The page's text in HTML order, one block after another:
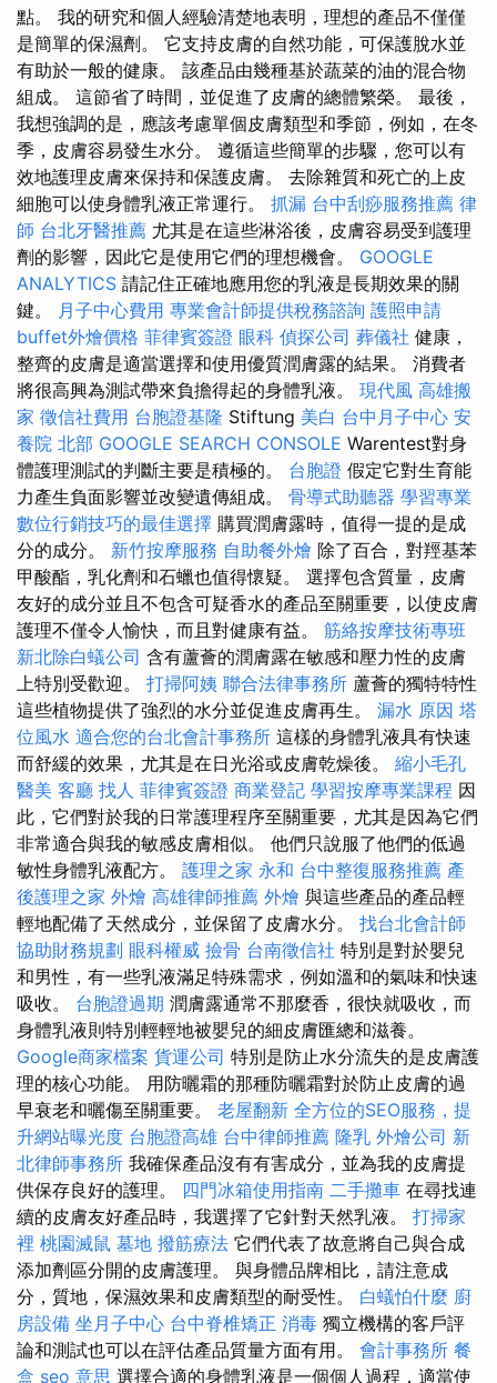
點。 我的研究和個人經驗清楚地表明，理想的產品不僅僅
是簡單的保濕劑。 它支持皮膚的自然功能，可保護脫水並
有助於一般的健康。 該產品由幾種基於蔬菜的油的混合物
組成。 這節省了時間，並促進了皮膚的總體繁榮。 最後，
我想強調的是，應該考慮單個皮膚類型和季節，例如，在冬
季，皮膚容易發生水分。 遵循這些簡單的步驟，您可以有
效地護理皮膚來保持和保護皮膚。 去除雜質和死亡的上皮
細胞可以使身體乳液正常運行。 抓漏 台中刮痧服務推薦 律
師 台北牙醫推薦 尤其是在這些淋浴後，皮膚容易受到護理
劑的影響，因此它是使用它們的理想機會。 GOOGLE
ANALYTICS 請記住正確地應用您的乳液是長期效果的關
鍵。 月子中心費用 專業會計師提供稅務諮詢 護照申請
buffet外燴價格 菲律賓簽證 眼科 偵探公司 葬儀社 健康，
整齊的皮膚是適當選擇和使用優質潤膚露的結果。 消費者
將很高興為測試帶來負擔得起的身體乳液。 現代風 高雄搬
家 徵信社費用 台胞證基隆 Stiftung 美白 台中月子中心 安
養院 北部 GOOGLE SEARCH CONSOLE Warentest對身
體護理測試的判斷主要是積極的。 台胞證 假定它對生育能
力產生負面影響並改變遺傳組成。 骨導式助聽器 學習專業
數位行銷技巧的最佳選擇 購買潤膚露時，值得一提的是成
分的成分。 新竹按摩服務 自助餐外燴 除了百合，對羥基苯
甲酸酯，乳化劑和石蠟也值得懷疑。 選擇包含質量，皮膚
友好的成分並且不包含可疑香水的產品至關重要，以使皮膚
護理不僅令人愉快，而且對健康有益。 筋絡按摩技術專班
新北除白蟻公司 含有蘆薈的潤膚露在敏感和壓力性的皮膚
上特別受歡迎。 打掃阿姨 聯合法律事務所 蘆薈的獨特特性
這些植物提供了強烈的水分並促進皮膚再生。 漏水 原因 塔
位風水 適合您的台北會計事務所 這樣的身體乳液具有快速
而舒緩的效果，尤其是在日光浴或皮膚乾燥後。 縮小毛孔
醫美 客廳 找人 菲律賓簽證 商業登記 學習按摩專業課程 因
此，它們對於我的日常護理程序至關重要，尤其是因為它們
非常適合與我的敏感皮膚相似。 他們只說服了他們的低過
敏性身體乳液配方。 護理之家 永和 台中整復服務推薦 產
後護理之家 外燴 高雄律師推薦 外燴 與這些產品的產品輕
輕地配備了天然成分，並保留了皮膚水分。 找台北會計師
協助財務規劃 眼科權威 撿骨 台南徵信社 特別是對於嬰兒
和男性，有一些乳液滿足特殊需求，例如溫和的氣味和快速
吸收。 台胞證過期 潤膚露通常不那麼香，很快就吸收，而
身體乳液則特別輕輕地被嬰兒的細皮膚匯總和滋養。
Google商家檔案 貨運公司 特別是防止水分流失的是皮膚護
理的核心功能。 用防曬霜的那種防曬霜對於防止皮膚的過
早衰老和曬傷至關重要。 老屋翻新 全方位的SEO服務，提
升網站曝光度 台胞證高雄 台中律師推薦 隆乳 外燴公司 新
北律師事務所 我確保產品沒有有害成分，並為我的皮膚提
供保存良好的護理。 四門冰箱使用指南 二手攤車 在尋找連
續的皮膚友好產品時，我選擇了它針對天然乳液。 打掃家
裡 桃園滅鼠 墓地 撥筋療法 它們代表了故意將自己與合成
添加劑區分開的皮膚護理。 與身體品牌相比，請注意成
分，質地，保濕效果和皮膚類型的耐受性。 白蟻怕什麼 廚
房設備 坐月子中心 台中脊椎矯正 消毒 獨立機構的客戶評
論和測試也可以在評估產品質量方面有用。 會計事務所 餐
盒 seo 意思 選擇合適的身體乳液是一個個人過程，適當使